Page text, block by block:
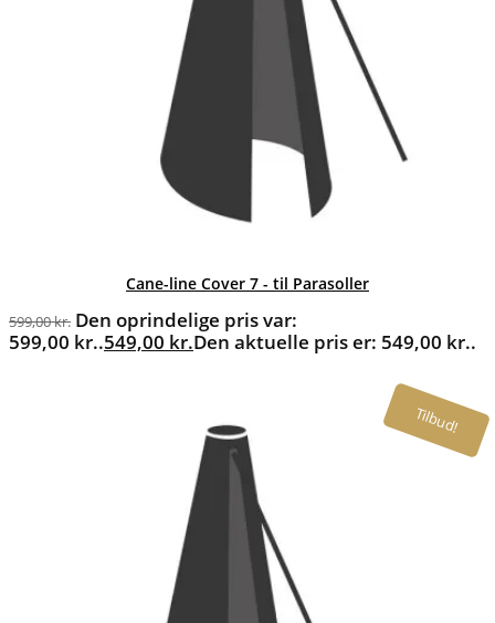
Cane-line Cover 7 - til Parasoller
599,00kr. Den oprindelige pris var:
599,00 kr..549,00 kr.Den aktuelle pris er: 549,00 kr..
Tilbud!